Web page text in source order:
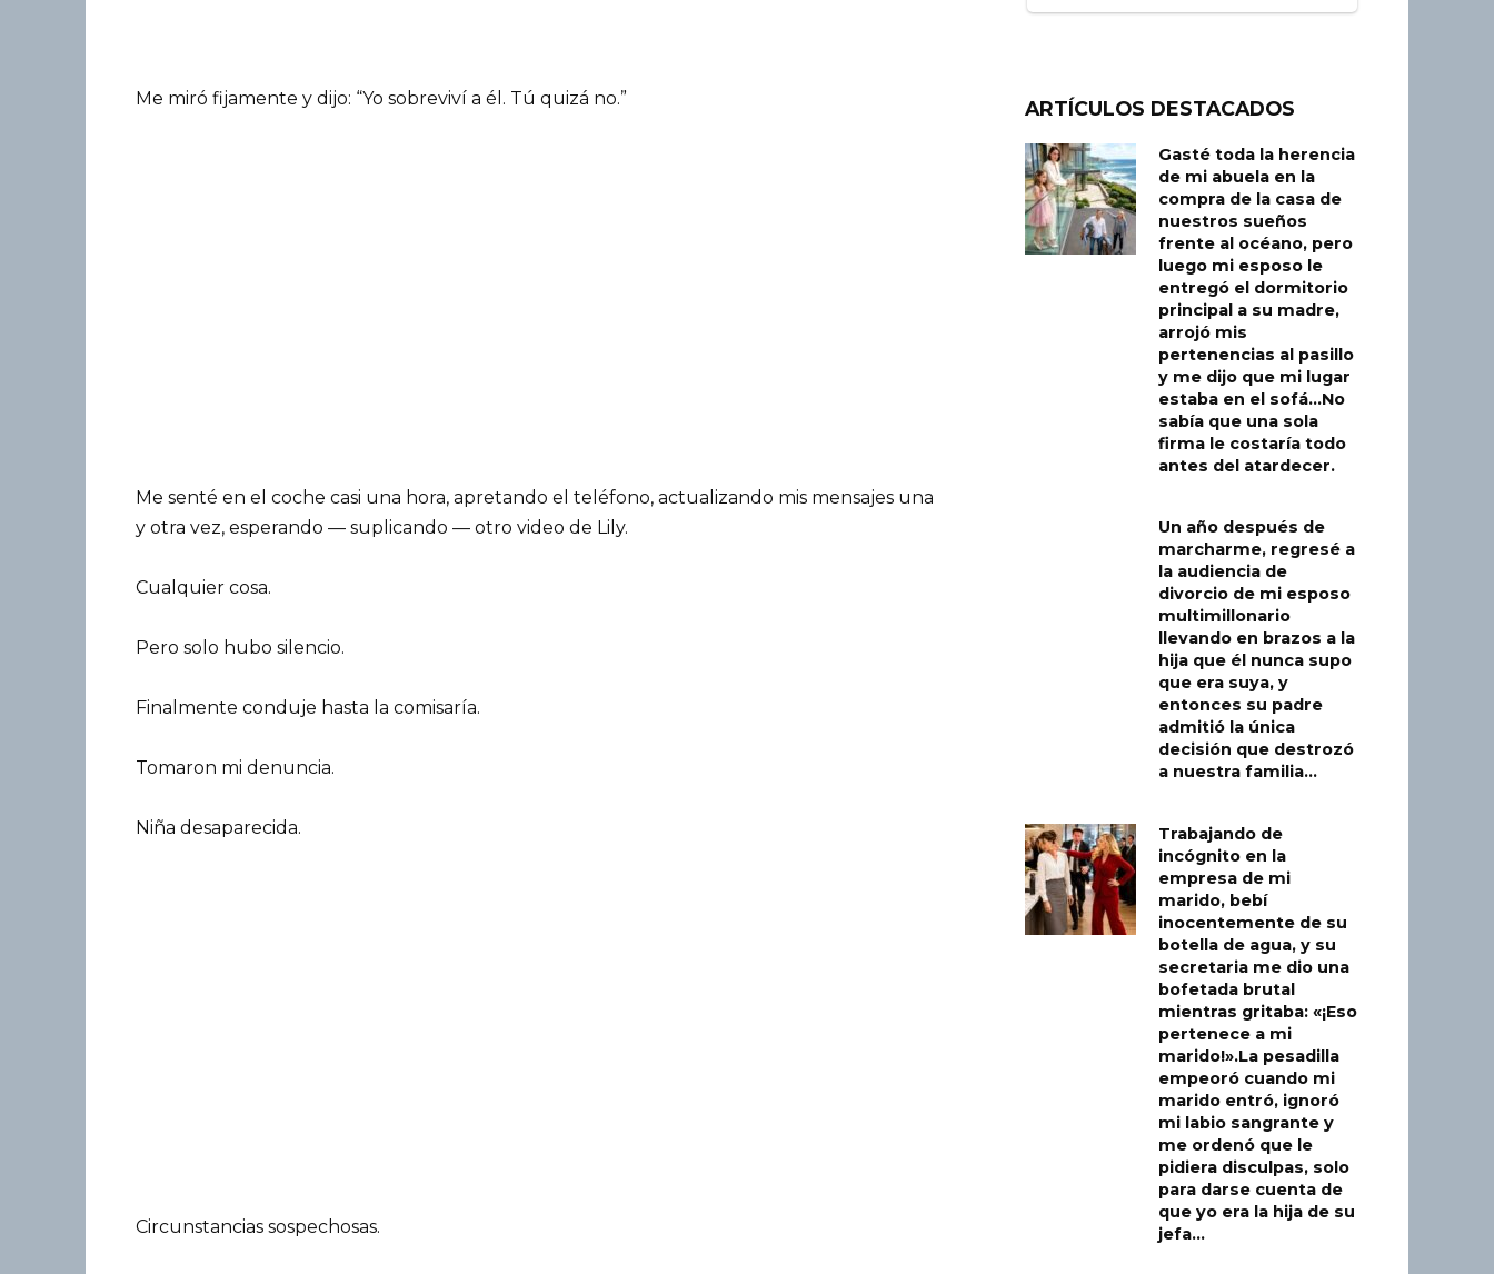
Me miró fijamente y dijo: “Yo sobreviví a él. Tú quizá no.”
Me senté en el coche casi una hora, apretando el teléfono, actualizando mis mensajes una
y otra vez, esperando — suplicando — otro video de Lily.
Cualquier cosa.
Pero solo hubo silencio.
Finalmente conduje hasta la comisaría.
Tomaron mi denuncia.
Niña desaparecida.
Circunstancias sospechosas.
ARTÍCULOS DESTACADOS
Gasté toda la herencia
de mi abuela en la
compra de la casa de
nuestros sueños
frente al océano, pero
luego mi esposo le
entregó el dormitorio
principal a su madre,
arrojó mis
pertenencias al pasillo
y me dijo que mi lugar
estaba en el sofá…No
sabía que una sola
firma le costaría todo
antes del atardecer.
Un año después de
marcharme, regresé a
la audiencia de
divorcio de mi esposo
multimillonario
llevando en brazos a la
hija que él nunca supo
que era suya, y
entonces su padre
admitió la única
decisión que destrozó
a nuestra familia…
Trabajando de
incógnito en la
empresa de mi
marido, bebí
inocentemente de su
botella de agua, y su
secretaria me dio una
bofetada brutal
mientras gritaba: «¡Eso
pertenece a mi
marido!».La pesadilla
empeoró cuando mi
marido entró, ignoró
mi labio sangrante y
me ordenó que le
pidiera disculpas, solo
para darse cuenta de
que yo era la hija de su
jefa…